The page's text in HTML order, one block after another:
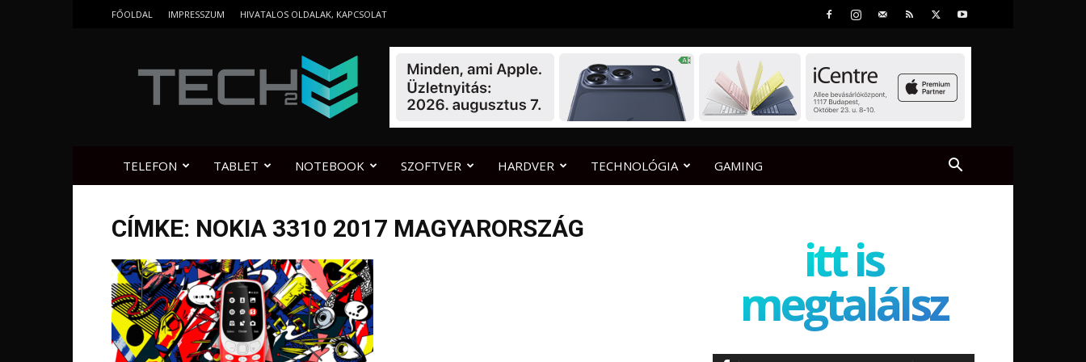
FŐOLDAL IMPRESSZUM HIVATALOS OLDALAK, KAPCSOLAT
TELEFON TABLET NOTEBOOK SZOFTVER HARDVER TECHNOLÓGIA GAMING
CÍMKE: NOKIA 3310 2017 MAGYARORSZÁG
itt is
megtalálsz